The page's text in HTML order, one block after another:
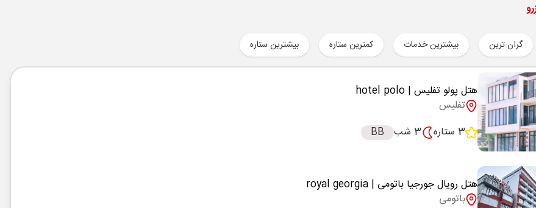
گران ترین بیشترین خدمات کمترین ستاره بیشترین ستاره
هتل پولو تفلیس | hotel polo
تفلیس
3 ستاره
3 شب BB
هتل رویال جورجیا باتومی | royal georgia
باتومی